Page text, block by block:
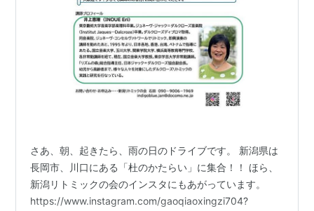
さあ、朝、起きたら、雨の日のドライブです。 新潟県は
長岡市、川口にある「杜のかたらい」に集合！！ ほら、
新潟リトミックの会のインスタにもあがっています。
https://www.instagram.com/gaoqiaoxingzi704?